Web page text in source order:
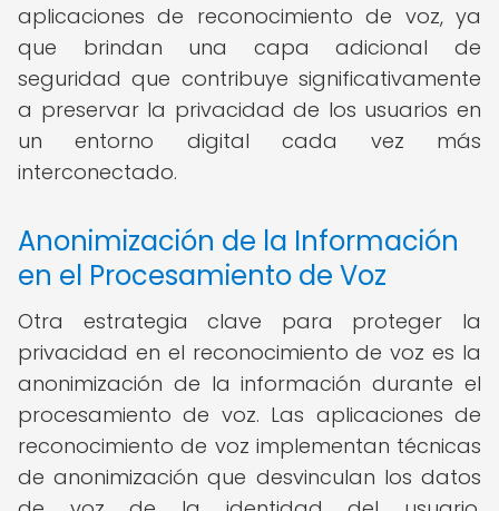
aplicaciones de reconocimiento de voz, ya
que brindan una capa adicional de
seguridad que contribuye significativamente
a preservar la privacidad de los usuarios en
un entorno digital cada vez más
interconectado.
Anonimización de la Información
en el Procesamiento de Voz
Otra estrategia clave para proteger la
privacidad en el reconocimiento de voz es la
anonimización de la información durante el
procesamiento de voz. Las aplicaciones de
reconocimiento de voz implementan técnicas
de anonimización que desvinculan los datos